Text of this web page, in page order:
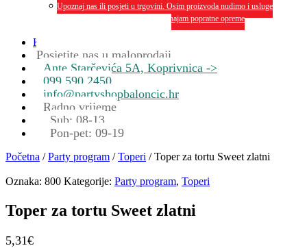
Upoznaj nas ili posjeti u trgovini. Osim proizvoda nudimo i usluge
dekoriranja interijera i eksterija te najam popratne opreme
Kontakt
Posjetite nas u maloprodaji
Ante Starčevića 5A, Koprivnica ->
099 590 2450
info@partyshopbaloncic.hr
Radno vrijeme
Sub: 08-13
Pon-pet: 09-19
Početna /Party program /Toperi / Toper za tortu Sweet zlatni
Oznaka: 800 Kategorije: Party program, Toperi
Toper za tortu Sweet zlatni
5,31€